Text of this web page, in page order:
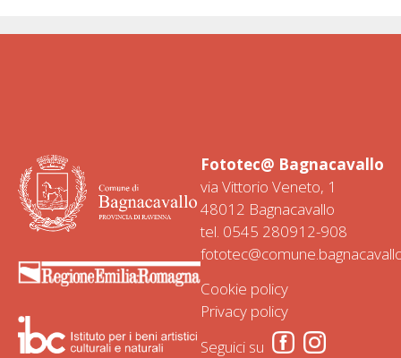
78
78
Fototec@ Bagnacavallo
via Vittorio Veneto, 1
48012 Bagnacavallo
tel. 0545 280912-908
Cookie policy
Privacy policy
Seguici su